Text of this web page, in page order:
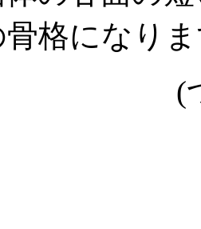
格になり
(